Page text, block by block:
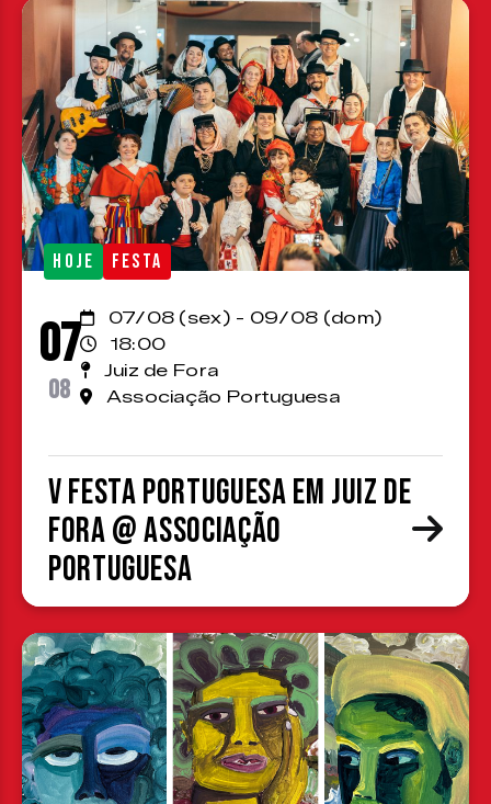
HOJE FESTA
07
08
07/08 (sex) - 09/08 (dom)
18:00
Juiz de Fora
Associação Portuguesa
V Festa Portuguesa em Juiz de
Fora @ Associação
Portuguesa